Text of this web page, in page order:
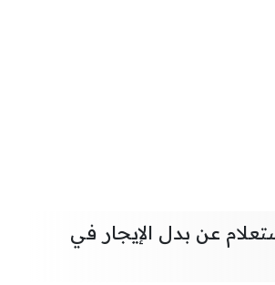
عن بدل الإيجار في